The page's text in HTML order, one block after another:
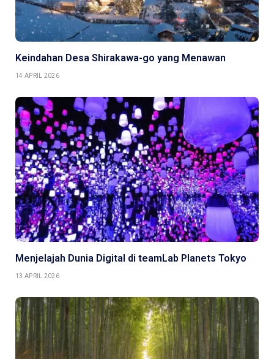
Keindahan Desa Shirakawa-go yang Menawan
14 APRIL 2026
Menjelajah Dunia Digital di teamLab Planets Tokyo
13 APRIL 2026